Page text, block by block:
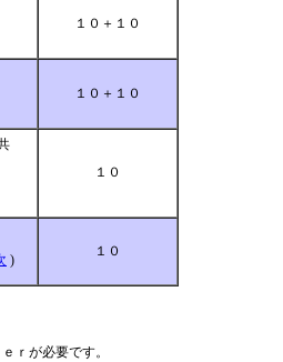
１０＋１０
１０＋１０
１０
)
１０
ｒが必要です。